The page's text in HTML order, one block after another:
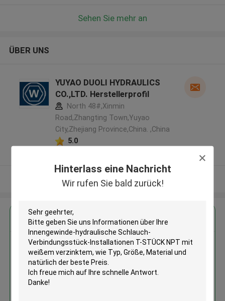
Hinterlass eine Nachricht
Wir rufen Sie bald zurück!
Sehen Sie mehr an
ÜBER UNS
YUYAO DUOLI HYDRAULICS
CO.,LTD. Herstellerprofil
North 48#,Xinmin
Road,Zhangting Town,Yuyao
City,Zhejiang Province,China. ,China
5.0
Sehen Sie mehr an
Erhalten Sie den besten Preis für
Innengewinde-hydraulische
Schlauch-Verbindungsstück-
Installationen T-STÜCK NPT mit